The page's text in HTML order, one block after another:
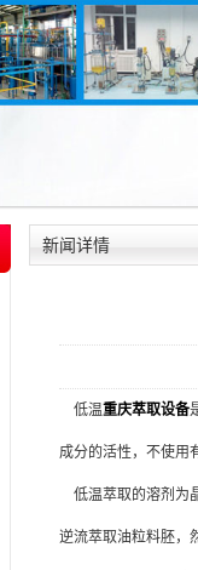
新闻详情
低温重庆萃取设备
成分的活性，不使用
低温萃取的溶剂为
逆流萃取油粒料胚，